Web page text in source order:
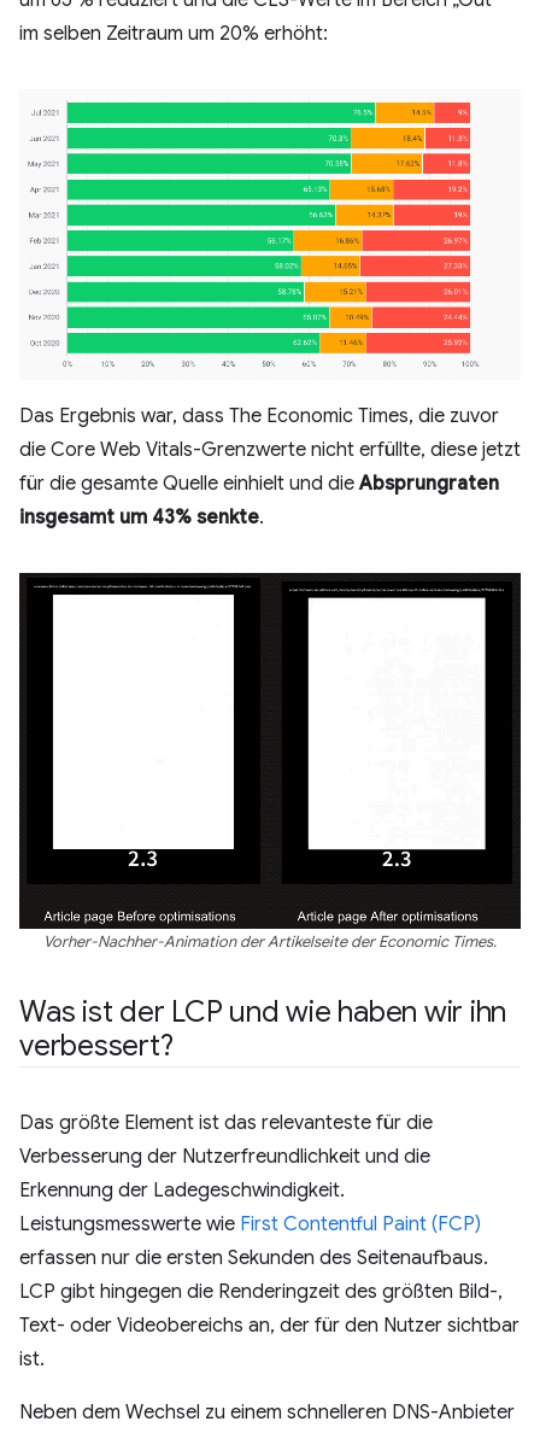
im selben Zeitraum um 20% erhöht:
Das Ergebnis war, dass The Economic Times, die zuvor
die Core Web Vitals-Grenzwerte nicht erfüllte, diese jetzt
für die gesamte Quelle einhielt und dieAbsprungraten
insgesamt um 43% senkte.
Vorher-Nachher-Animation der Artikelseite der Economic Times.
Was ist der LCP und wie haben wir ihn
verbessert?
Das größte Element ist das relevanteste für die
Verbesserung der Nutzerfreundlichkeit und die
Erkennung der Ladegeschwindigkeit.
Leistungsmesswerte wie First Contentful Paint (FCP)
erfassen nur die ersten Sekunden des Seitenaufbaus.
LCP gibt hingegen die Renderingzeit des größten Bild-,
Text- oder Videobereichs an, der für den Nutzer sichtbar
ist.
Neben dem Wechsel zu einem schnelleren DNS-Anbieter